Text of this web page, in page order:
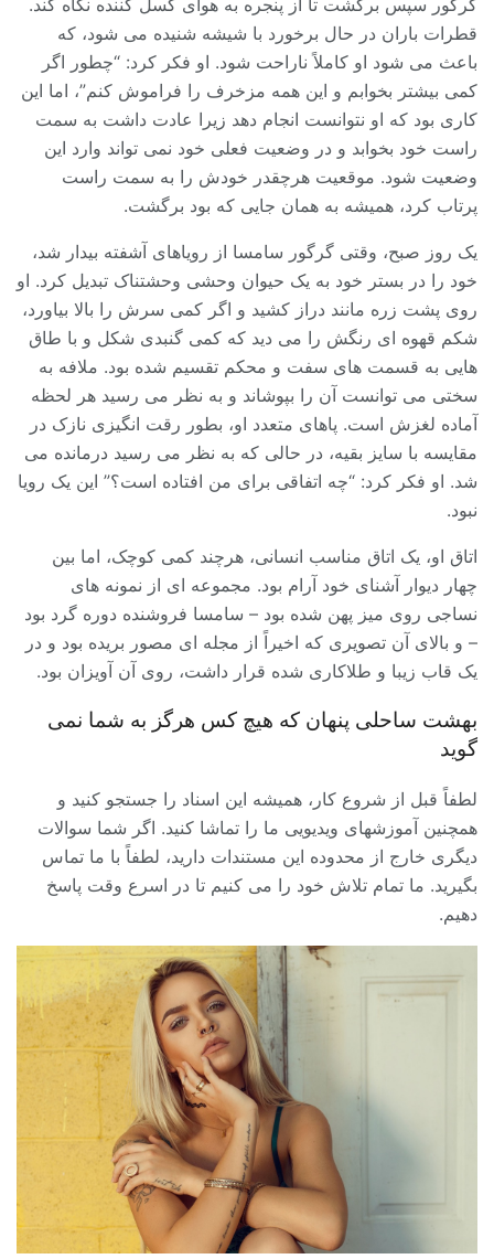
گرگور سپس برگشت تا از پنجره به هوای کسل کننده نگاه کند.
قطرات باران در حال برخورد با شیشه شنیده می شود، که
باعث می شود او کاملاً ناراحت شود. او فکر کرد: “چطور اگر
کمی بیشتر بخوابم و این همه مزخرف را فراموش کنم”، اما این
کاری بود که او نتوانست انجام دهد زیرا عادت داشت به سمت
راست خود بخوابد و در وضعیت فعلی خود نمی تواند وارد این
وضعیت شود. موقعیت هرچقدر خودش را به سمت راست
پرتاب کرد، همیشه به همان جایی که بود برگشت.
یک روز صبح، وقتی گرگور سامسا از رویاهای آشفته بیدار شد،
خود را در بستر خود به یک حیوان وحشی وحشتناک تبدیل کرد. او
روی پشت زره مانند دراز کشید و اگر کمی سرش را بالا بیاورد،
شکم قهوه ای رنگش را می دید که کمی گنبدی شکل و با طاق
هایی به قسمت های سفت و محکم تقسیم شده بود. ملافه به
سختی می توانست آن را بپوشاند و به نظر می رسید هر لحظه
آماده لغزش است. پاهای متعدد او، بطور رقت انگیزی نازک در
مقایسه با سایز بقیه، در حالی که به نظر می رسید درمانده می
شد. او فکر کرد: “چه اتفاقی برای من افتاده است؟” این یک رویا
نبود.
اتاق او، یک اتاق مناسب انسانی، هرچند کمی کوچک، اما بین
چهار دیوار آشنای خود آرام بود. مجموعه ای از نمونه های
نساجی روی میز پهن شده بود – سامسا فروشنده دوره گرد بود
– و بالای آن تصویری که اخیراً از مجله ای مصور بریده بود و در
یک قاب زیبا و طلاکاری شده قرار داشت، روی آن آویزان بود.
بهشت ساحلی پنهان که هیچ کس هرگز به شما نمی
گوید
لطفاً قبل از شروع کار، همیشه این اسناد را جستجو کنید و
همچنین آموزشهای ویدیویی ما را تماشا کنید. اگر شما سوالات
دیگری خارج از محدوده این مستندات دارید، لطفاً با ما تماس
بگیرید. ما تمام تلاش خود را می کنیم تا در اسرع وقت پاسخ
دهیم.